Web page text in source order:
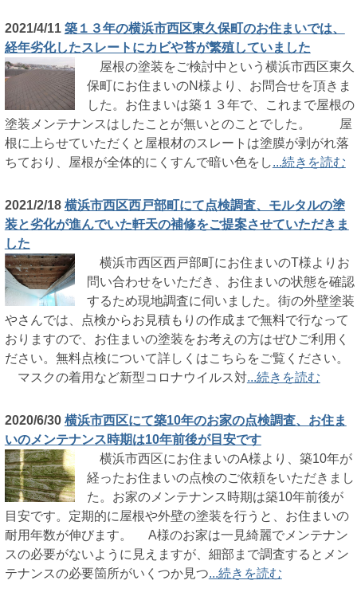
2021/4/11 築１３年の横浜市西区東久保町のお住まいでは、
経年劣化したスレートにカビや苔が繁殖していました
屋根の塗装をご検討中という横浜市西区東久
保町にお住まいのN様より、お問合せを頂きま
した。お住まいは築１３年で、これまで屋根の
塗装メンテナンスはしたことが無いとのことでした。 屋
根に上らせていただくと屋根材のスレートは塗膜が剥がれ落
ちており、屋根が全体的にくすんで暗い色をし...続きを読む
2021/2/18 横浜市西区西戸部町にて点検調査、モルタルの塗
装と劣化が進んでいた軒天の補修をご提案させていただきま
した
横浜市西区西戸部町にお住まいのT様よりお
問い合わせをいただき、お住まいの状態を確認
するため現地調査に伺いました。街の外壁塗装
やさんでは、点検からお見積もりの作成まで無料で行なって
おりますので、お住まいの塗装をお考えの方はぜひご利用く
ださい。無料点検について詳しくはこちらをご覧ください。
マスクの着用など新型コロナウイルス対...続きを読む
2020/6/30 横浜市西区にて築10年のお家の点検調査、お住ま
いのメンテナンス時期は10年前後が目安です
横浜市西区にお住まいのA様より、築10年が
経ったお住まいの点検のご依頼をいただきまし
た。お家のメンテナンス時期は築10年前後が
目安です。定期的に屋根や外壁の塗装を行うと、お住まいの
耐用年数が伸びます。 A様のお家は一見綺麗でメンテナン
スの必要がないように見えますが、細部まで調査するとメン
テナンスの必要箇所がいくつか見つ...続きを読む